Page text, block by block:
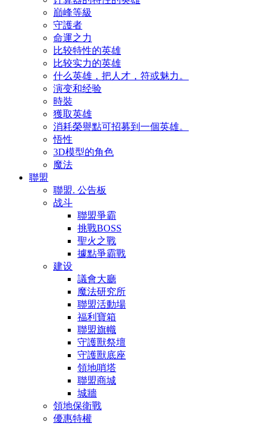
巔峰等級
守護者
命運之力
比较特性的英雄
比较实力的英雄
什么英雄，把人才，符或魅力。
演变和经验
時裝
獲取英雄
消耗榮譽點可招募到一個英雄。
悟性
3D模型的角色
魔法
聯盟
聯盟. 公告板
战斗
聯盟爭霸
挑戰BOSS
聖火之戰
據點爭霸戰
建设
議會大廳
魔法研究所
聯盟活動場
福利寶箱
聯盟旗幟
守護獸祭壇
守護獸底座
領地哨塔
聯盟商城
城牆
領地保衛戰
優惠特權